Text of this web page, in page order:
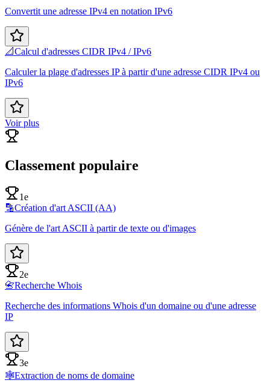
Convertit une adresse IPv4 en notation IPv6
📐Calcul d'adresses CIDR IPv4 / IPv6
Calculer la plage d'adresses IP à partir d'une adresse CIDR IPv4 ou
IPv6
Voir plus
Classement populaire
1e
🔡Création d'art ASCII (AA)
Génère de l'art ASCII à partir de texte ou d'images
2e
📇Recherche Whois
Recherche des informations Whois d'un domaine ou d'une adresse
IP
3e
🕸️Extraction de noms de domaine